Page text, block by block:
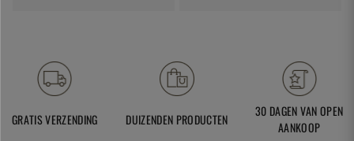
GRATIS VERZENDING DUIZENDEN PRODUCTEN
30 DAGEN VAN OPEN
AANKOOP